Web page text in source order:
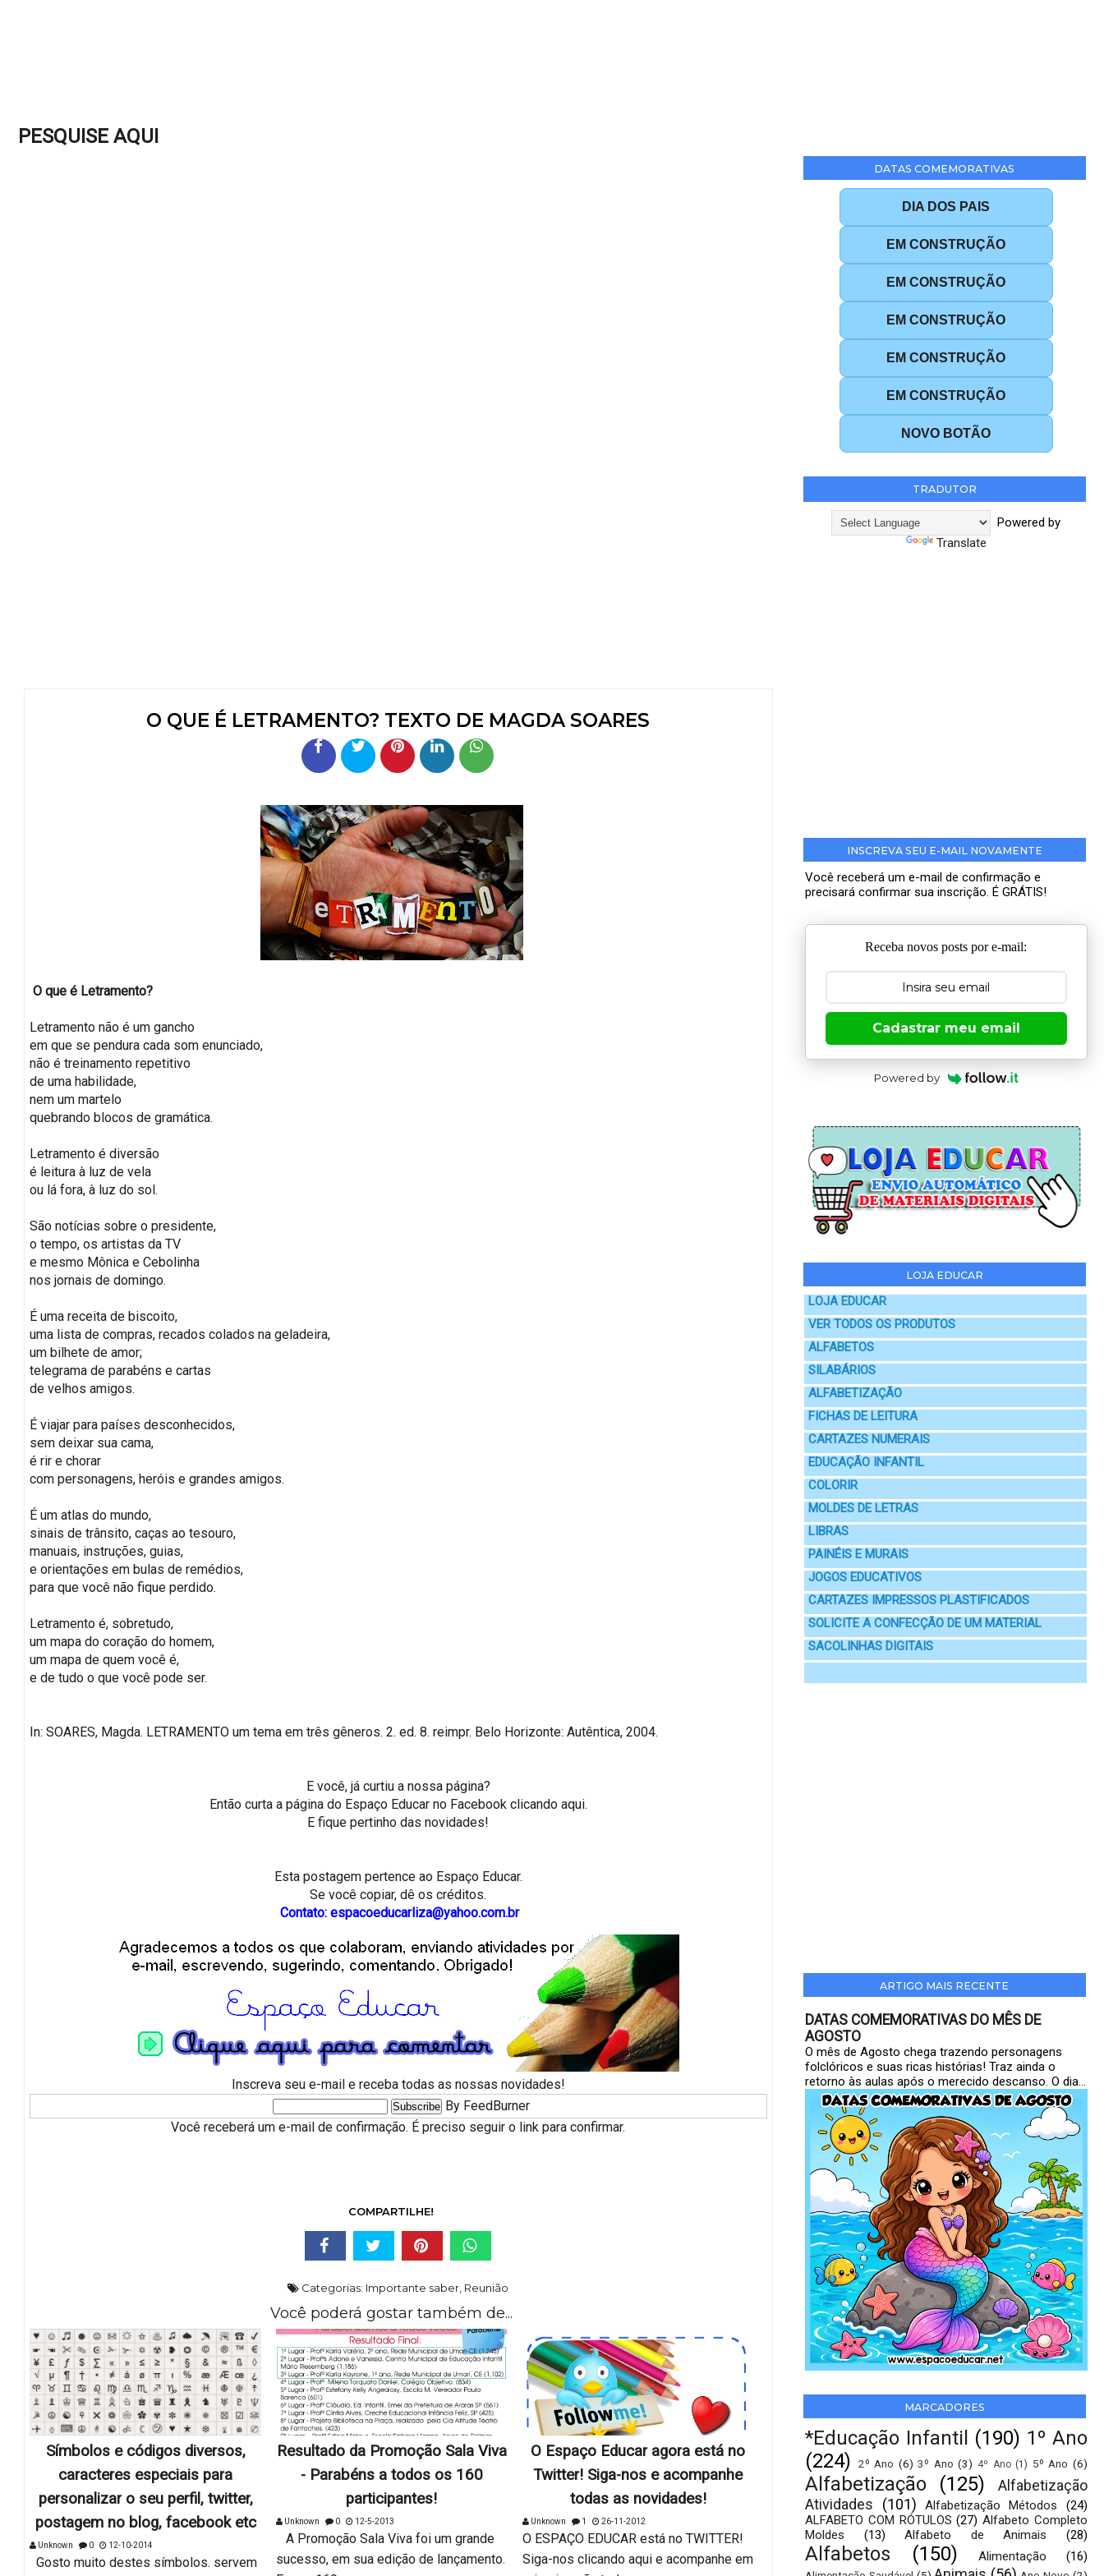
PESQUISE AQUI
O QUE É LETRAMENTO? TEXTO DE MAGDA SOARES
O que é Letramento?
Letramento não é um gancho
em que se pendura cada som enunciado,
não é treinamento repetitivo
de uma habilidade,
nem um martelo
quebrando blocos de gramática.
Letramento é diversão
é leitura à luz de vela
ou lá fora, à luz do sol.
São notícias sobre o presidente,
o tempo, os artistas da TV
e mesmo Mônica e Cebolinha
nos jornais de domingo.
É uma receita de biscoito,
uma lista de compras, recados colados na geladeira,
um bilhete de amor;
telegrama de parabéns e cartas
de velhos amigos.
É viajar para países desconhecidos,
sem deixar sua cama,
é rir e chorar
com personagens, heróis e grandes amigos.
É um atlas do mundo,
sinais de trânsito, caças ao tesouro,
manuais, instruções, guias,
e orientações em bulas de remédios,
para que você não fique perdido.
Letramento é, sobretudo,
um mapa do coração do homem,
um mapa de quem você é,
e de tudo o que você pode ser.
In: SOARES, Magda. LETRAMENTO um tema em três gêneros. 2. ed. 8. reimpr. Belo Horizonte: Autêntica, 2004.
E você, já curtiu a nossa página?
Então curta a página do Espaço Educar no Facebook clicando aqui.
E fique pertinho das novidades!
Esta postagem pertence ao Espaço Educar.
Se você copiar, dê os créditos.
Contato: espacoeducarliza@yahoo.com.br
Inscreva seu e-mail e receba todas as nossas novidades!
By FeedBurner
Você receberá um e-mail de confirmação. É preciso seguir o link para confirmar.
COMPARTILHE!
Categorias: Importante saber Reunião
Você poderá gostar também de...
Símbolos e códigos diversos,
caracteres especiais para
personalizar o seu perfil, twitter,
postagem no blog, facebook etc
Unknown 0 12-10-2014
Gosto muito destes símbolos. servem
Resultado da Promoção Sala Viva
- Parabéns a todos os 160
participantes!
Unknown 0 12-5-2013
A Promoção Sala Viva foi um grande
sucesso, em sua edição de lançamento.
O Espaço Educar agora está no
Twitter! Siga-nos e acompanhe
todas as novidades!
Unknown 1 26-11-2012
O ESPAÇO EDUCAR está no TWITTER!
Siga-nos clicando aqui e acompanhe em
DATAS COMEMORATIVAS
DIA DOS PAIS
EM CONSTRUÇÃO
EM CONSTRUÇÃO
EM CONSTRUÇÃO
EM CONSTRUÇÃO
EM CONSTRUÇÃO
NOVO BOTÃO
TRADUTOR
Powered by
Translate
INSCREVA SEU E-MAIL NOVAMENTE
Você receberá um e-mail de confirmação e
precisará confirmar sua inscrição. É GRÁTIS!
Receba novos posts por e-mail:
Cadastrar meu email
Powered by
LOJA EDUCAR
LOJA EDUCAR
VER TODOS OS PRODUTOS
ALFABETOS
SILABÁRIOS
ALFABETIZAÇÃO
FICHAS DE LEITURA
CARTAZES NUMERAIS
EDUCAÇÃO INFANTIL
COLORIR
MOLDES DE LETRAS
LIBRAS
PAINÉIS E MURAIS
JOGOS EDUCATIVOS
CARTAZES IMPRESSOS PLASTIFICADOS
SOLICITE A CONFECÇÃO DE UM MATERIAL
SACOLINHAS DIGITAIS
ARTIGO MAIS RECENTE
DATAS COMEMORATIVAS DO MÊS DE
AGOSTO
O mês de Agosto chega trazendo personagens
folclóricos e suas ricas histórias! Traz ainda o
retorno às aulas após o merecido descanso. O dia...
MARCADORES
*Educação Infantil (190) 1º Ano
(224)
2º Ano (6) 3º Ano (3) 4º Ano (1) 5º Ano (6)
Alfabetização (125)
Alfabetização
Atividades
(101) Alfabetização Métodos
(24)
ALFABETO COM RÓTULOS (27) Alfabeto Completo
Moldes
(13) Alfabeto de Animais (28)
Alfabetos (150) Alimentação (16)